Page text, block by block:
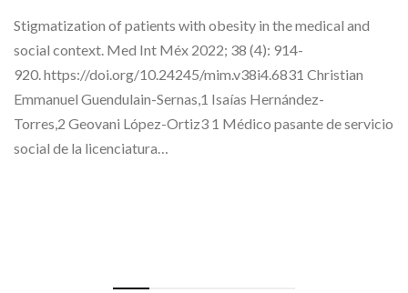
Stigmatization of patients with obesity in the medical and
social context. Med Int Méx 2022; 38 (4): 914-
920. https://doi.org/10.24245/mim.v38i4.6831 Christian
Emmanuel Guendulain-Sernas,1 Isaías Hernández-
Torres,2 Geovani López-Ortiz3 1 Médico pasante de servicio
social de la licenciatura…